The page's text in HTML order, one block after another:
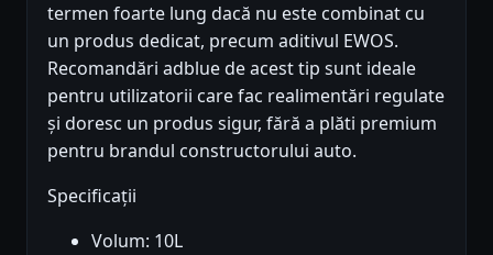
termen foarte lung dacă nu este combinat cu
un produs dedicat, precum aditivul EWOS.
Recomandări adblue de acest tip sunt ideale
pentru utilizatorii care fac realimentări regulate
și doresc un produs sigur, fără a plăti premium
pentru brandul constructorului auto.
Specificații
Volum: 10L